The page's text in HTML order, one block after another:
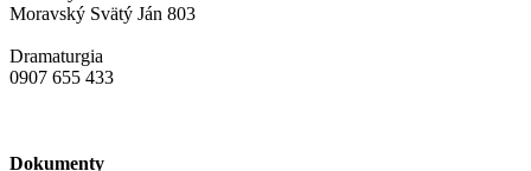
Moravský Svätý Ján 803
Dramaturgia
0907 655 433
Dokumenty